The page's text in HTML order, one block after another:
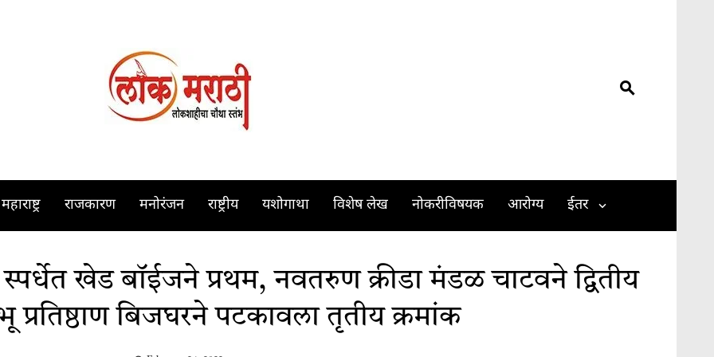
महाराष्ट्र राजकारण मनोरंजन राष्ट्रीय यशोगाथा विशेष लेख नोकरीविषयक आरोग्य ईतर
खेड बॉईजने प्रथम, नवतरुण क्रीडा मंडळ चाटवने द्वितीय
प्रतिष्ठाण बिजघरने पटकावला तृतीय क्रमांक